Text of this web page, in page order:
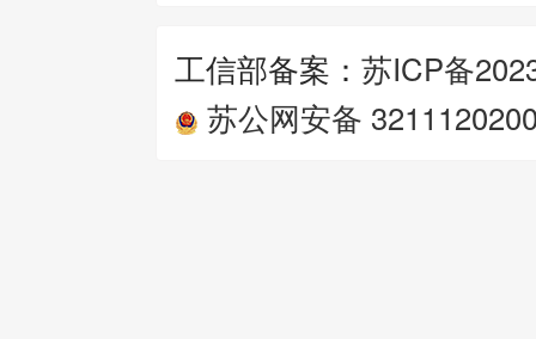
工信部备案： 苏ICP备
苏公网安备